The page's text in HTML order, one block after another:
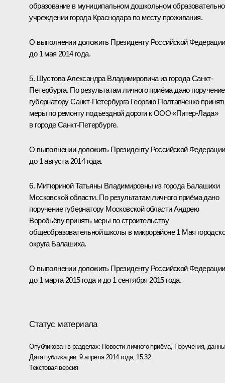
образование в муниципальном дошкольном
учреждении города Краснодара по месту проживания.
О выполнении доложить Президенту Российской Федерации
до 1 мая 2014 года.
5. Шустова Александра Владимировича из города Санкт-
Петербурга. По результатам личного приёма дано поручение
губернатору Санкт-Петербурга Георгию Полтавченко
меры по ремонту подъездной дороги к ООО «Питер-Лада»
в городе Санкт-Петербурге.
О выполнении доложить Президенту Российской Федерации
до 1 августа 2014 года.
6. Митюриной Татьяны Владимировны из города Балашихи
Московской области. По результатам личного приёма дано
поручение губернатору Московской области Андрею
Воробьёву принять меры по строительству
общеобразовательной школы в микрорайоне 1 Мая
округа Балашиха.
О выполнении доложить Президенту Российской Федерации
до 1 марта 2015 года и до 1 сентября 2015 года.
Статус материала
Опубликован в разделах: Новости личного приёма, Поручения,
Дата публикации:9 апреля 2014 года, 15:32
Текстовая версия